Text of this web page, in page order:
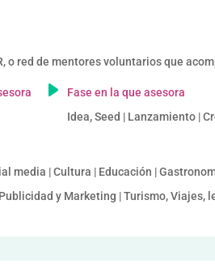
o red de mentores voluntarios que
Fase en la que asesora
Idea, Seed | Lanzamiento |
media | Cultura | Educación |
y Marketing | Turismo, Viajes,